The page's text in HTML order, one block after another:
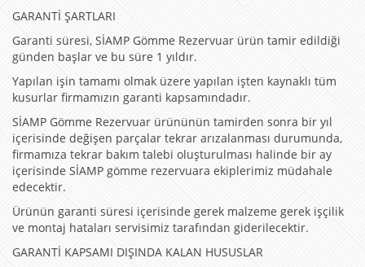
GARANTİ ŞARTLARI
Garanti süresi, SİAMP Gömme Rezervuar ürün tamir edildiği
günden başlar ve bu süre 1 yıldır.
Yapılan işin tamamı olmak üzere yapılan işten kaynaklı tüm
kusurlar firmamızın garanti kapsamındadır.
SİAMP Gömme Rezervuar ürününün tamirden sonra bir yıl
içerisinde değişen parçalar tekrar arızalanması durumunda,
firmamıza tekrar bakım talebi oluşturulması halinde bir ay
içerisinde SİAMP gömme rezervuara ekiplerimiz müdahale
edecektir.
Ürünün garanti süresi içerisinde gerek malzeme gerek işçilik
ve montaj hataları servisimiz tarafından giderilecektir.
GARANTİ KAPSAMI DIŞINDA KALAN HUSUSLAR